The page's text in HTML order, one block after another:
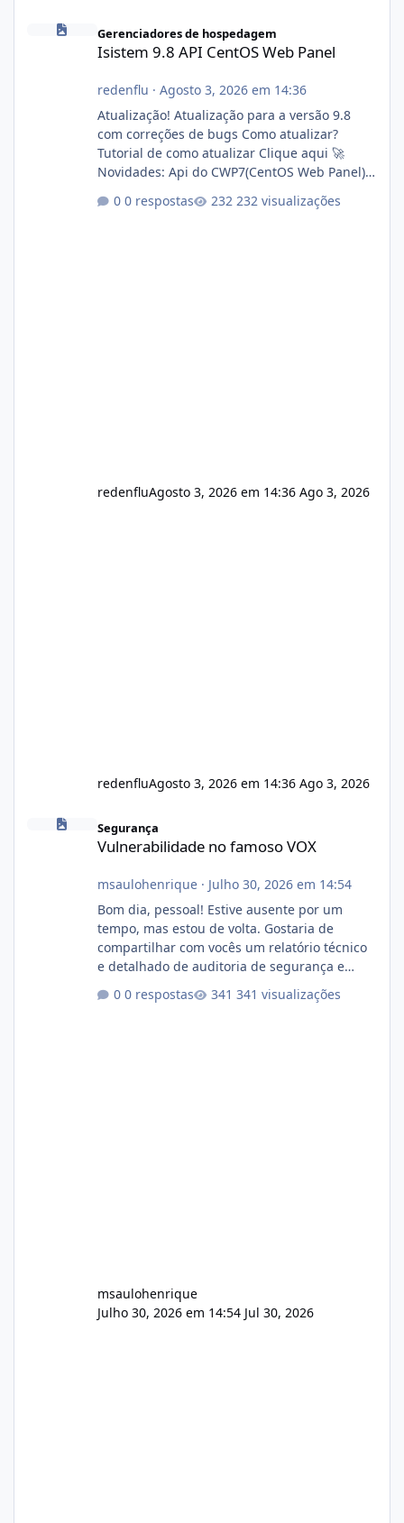
Isistem 9.8 API CentOS Web Panel
Gerenciadores de hospedagem
Isistem 9.8 API CentOS Web Panel
redenflu · Agosto 3, 2026 em 14:36
Atualização! Atualização para a versão 9.8
com correções de bugs Como atualizar?
Tutorial de como atualizar Clique aqui 🚀
Novidades: Api do CWP7(CentOS Web Panel)
autorizado a usasr o isistem:
0 respostas 232 visualizações
redenfluAgosto 3, 2026 em 14:36 Ago 3, 2026
redenfluAgosto 3, 2026 em 14:36 Ago 3, 2026
Vulnerabilidade no famoso VOX
Segurança
Vulnerabilidade no famoso VOX
msaulohenrique· Julho 30, 2026 em 14:54
Bom dia, pessoal! Estive ausente por um
tempo, mas estou de volta. Gostaria de
compartilhar com vocês um relatório técnico
e detalhado de auditoria de segurança e
conformidade referente ao VOXPANEL (versão
atualmente em circulação e comercialização
0 respostas 341 visualizações
msaulohenrique
Julho 30, 2026 em 14:54 Jul 30, 2026